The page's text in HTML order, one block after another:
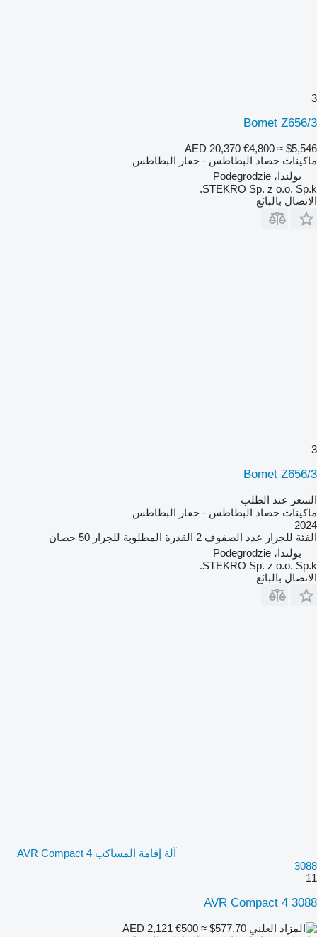
3
Bomet Z656/3
AED 20,370 €4,800 ≈ $5,546
ماكينات حصاد البطاطس - حفار البطاطس
بولندا، Podegrodzie
STEKRO Sp. z o.o. Sp.k.
الاتصال بالبائع
3
Bomet Z656/3
السعر عند الطلب
ماكينات حصاد البطاطس - حفار البطاطس
2024
الفئة للجرار عدد الصفوف 2 القدرة المطلوبة للجرار 50 حصان
بولندا، Podegrodzie
STEKRO Sp. z o.o. Sp.k.
الاتصال بالبائع
آلة إقامة المساكب AVR Compact 4
3088
11
AVR Compact 4 3088
€500 ≈ $577.70